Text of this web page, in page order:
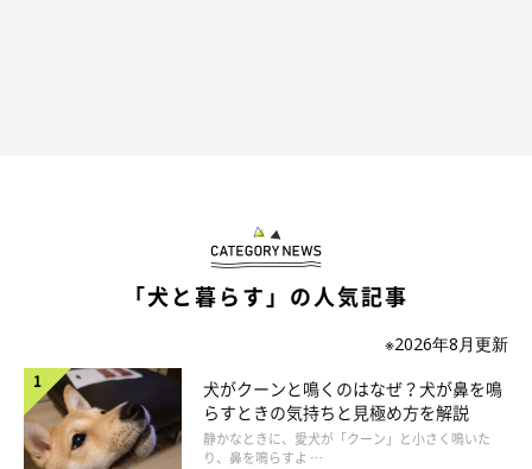
「犬と暮らす」の人気記事
※2026年8月更新
犬がクーンと鳴くのはなぜ？犬が鼻を鳴
らすときの気持ちと見極め方を解説
静かなときに、愛犬が「クーン」と小さく鳴いた
り、鼻を鳴らすよ …